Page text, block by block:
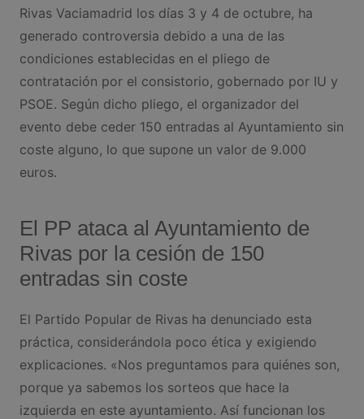
Rivas Vaciamadrid los días 3 y 4 de octubre, ha
generado controversia debido a una de las
condiciones establecidas en el pliego de
contratación por el consistorio, gobernado por IU y
PSOE. Según dicho pliego, el organizador del
evento debe ceder 150 entradas al Ayuntamiento sin
coste alguno, lo que supone un valor de 9.000
euros.
El PP ataca al Ayuntamiento de
Rivas por la cesión de 150
entradas sin coste
El Partido Popular de Rivas ha denunciado esta
práctica, considerándola poco ética y exigiendo
explicaciones. «Nos preguntamos para quiénes son,
porque ya sabemos los sorteos que hace la
izquierda en este ayuntamiento. Así funcionan los